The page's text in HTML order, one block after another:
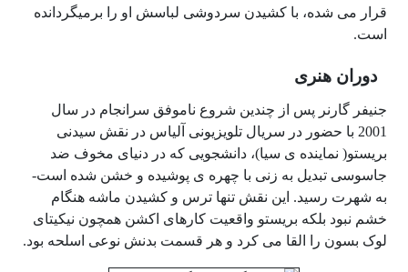
قرار می شده، با کشیدن سردوشی لباسش او را برمیگردانده
است.
دوران هنری
جنیفر گارنر پس از چندین شروع ناموفق سرانجام در سال
2001 با حضور در سریال تلویزیونی آلیاس در نقش سیدنی
بریستو( نماینده ی سیا)، دانشجویی که در دنیای مخوف ضد
جاسوسی تبدیل به زنی با چهره ی پوشیده و خشن شده است-
به شهرت رسید. این نقش تنها ترس و کشیدن ماشه هنگام
خشم نبود بلکه بریستو واقعیت کارهای اکشن همچون نیکیتای
لوک بسون را القا می کرد و هر قسمت بدنش نوعی اسلحه بود.